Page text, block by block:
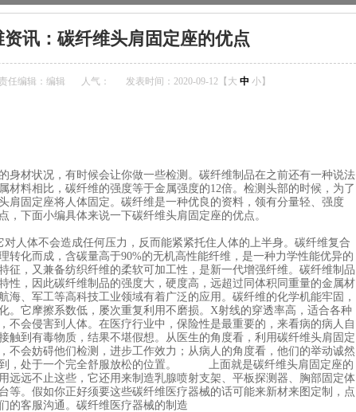
资讯：碳纤维头肩固定座的优点
任编辑：编辑 人气： 发表时间：2020-09-12【 大 中 小】
身材状况，有时候会让你做一些检测。 碳纤维制品在之前还有一种说法
材料相比，碳纤维的强度等于金属强度的12倍。检测头部的时候，为了
肩固定座将人体固定。碳纤维是一种优良的资料，领有分量轻、强度
，下面小编具体来说一下碳纤维头肩固定座的优点。
体不会造成任何压力，反而能紧紧托住人体的上半身。 碳纤维复合
转化而成，含碳量高于90%的无机高性能纤维，是一种力学性能优异的
征，又兼备纺织纤维的柔软可加工性，是新一代增强纤维。碳纤维制品
性，因此碳纤维制品的强度大，硬度高，远超过同体积同重量的金属材
海、军工等高科技工业领域有着广泛的应用。碳纤维的化学机能牢固，
。它摩擦系数低，屡次重复利用不磨损。X射线的穿透率高，适合各种
不会侵害到人体。在医疗行业中，保险性是最重要的，来看病的病人自
触到有毒物质，结果不堪假想。从医生的角度看，利用碳纤维头肩固定
不会妨碍他们检测，进步工作效力；从病人的角度看，他们的举动诚然
到，处于一个完全舒服放松的位置。 上面就是碳纤维头肩固定座的
远远不止这些，它还用来制造乳腺喷射支架、平板探测器、胸部固定体
等。假如你正好须要这些碳纤维医疗器械的话可能来新材来图定制，点
的客服沟通。碳纤维医疗器械的制造